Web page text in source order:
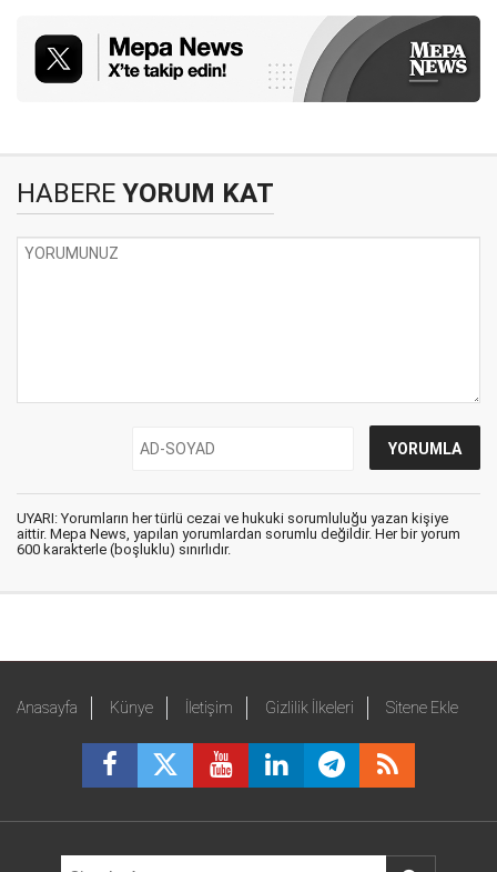
HABERE YORUM KAT
UYARI: Yorumların her türlü cezai ve hukuki sorumluluğu yazan kişiye
aittir. Mepa News, yapılan yorumlardan sorumlu değildir. Her bir yorum
600 karakterle (boşluklu) sınırlıdır.
Anasayfa Künye İletişim Gizlilik İlkeleri Sitene Ekle